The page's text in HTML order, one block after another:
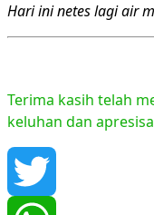
Hari ini netes lagi air
Terima kasih telah
keluhan dan